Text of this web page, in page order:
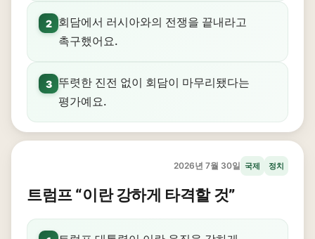
2
회담에서 러시아와의 전쟁을 끝내라고
촉구했어요.
3
뚜렷한 진전 없이 회담이 마무리됐다는
평가예요.
2026년 7월 30일 국제 정치
트럼프 “이란 강하게 타격할 것”